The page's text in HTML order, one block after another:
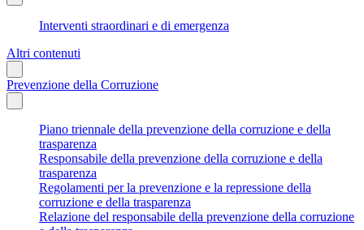
Interventi straordinari e di emergenza
Altri contenuti
Prevenzione della Corruzione
Piano triennale della prevenzione della corruzione e della
trasparenza
Responsabile della prevenzione della corruzione e della
trasparenza
Regolamenti per la prevenzione e la repressione della
corruzione e della trasparenza
Relazione del responsabile della prevenzione della corruzione